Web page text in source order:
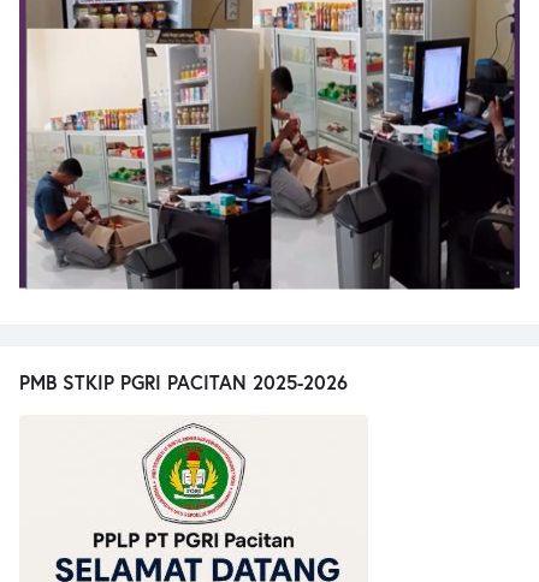
PMB STKIP PGRI PACITAN 2025-2026